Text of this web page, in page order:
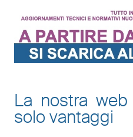
La nostra
solo vantaggi